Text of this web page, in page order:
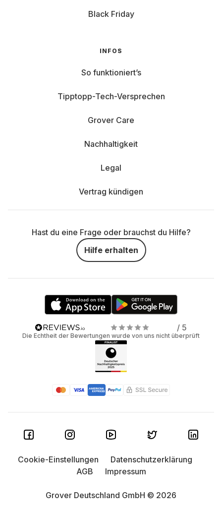
Black Friday
INFOS
So funktioniert’s
Tipptopp-Tech-Versprechen
Grover Care
Nachhaltigkeit
Legal
Vertrag kündigen
Hast du eine Frage oder brauchst du Hilfe?
Hilfe erhalten
/ 5
Die Echtheit der Bewertungen wurde von uns nicht überprüft
Grover Deutschland GmbH © 2026
Cookie-Einstellungen
Datenschutzerklärung
AGB
Impressum